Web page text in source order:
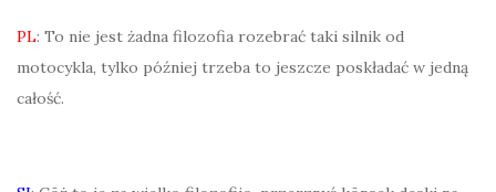
PL: To nie jest żadna filozofia rozebrać taki silnik od
motocykla, tylko później trzeba to jeszcze poskładać w jedną
całość.